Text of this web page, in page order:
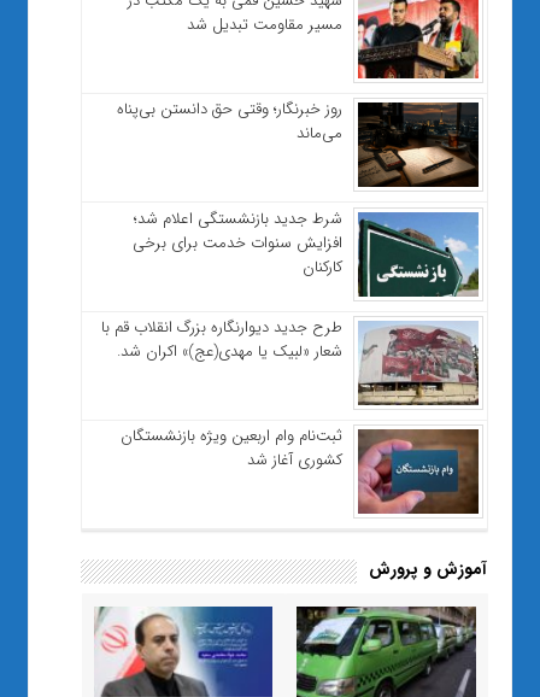
مسیر مقاومت تبدیل شد
روز خبرنگار؛ وقتی حق دانستن بی‌پناه
می‌ماند
شرط جدید بازنشستگی اعلام شد؛
افزایش سنوات خدمت برای برخی
کارکنان
طرح جدید دیوارنگاره بزرگ انقلاب قم با
شعار «لبیک یا مهدی(عج)» اکران شد.
ثبت‌نام وام اربعین ویژه بازنشستگان
کشوری آغاز شد
آموزش و پرورش